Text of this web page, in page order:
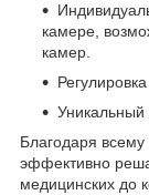
камере,
камер.
Уникальный
Благодаря
эффективно
медицинских до